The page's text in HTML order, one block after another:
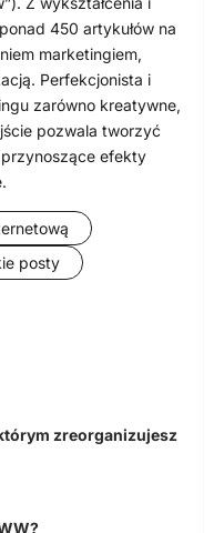
450 artykułów na
marketingiem,
Perfekcjonista i
zarówno kreatywne,
pozwala tworzyć
efekty
posty
zreorganizujesz